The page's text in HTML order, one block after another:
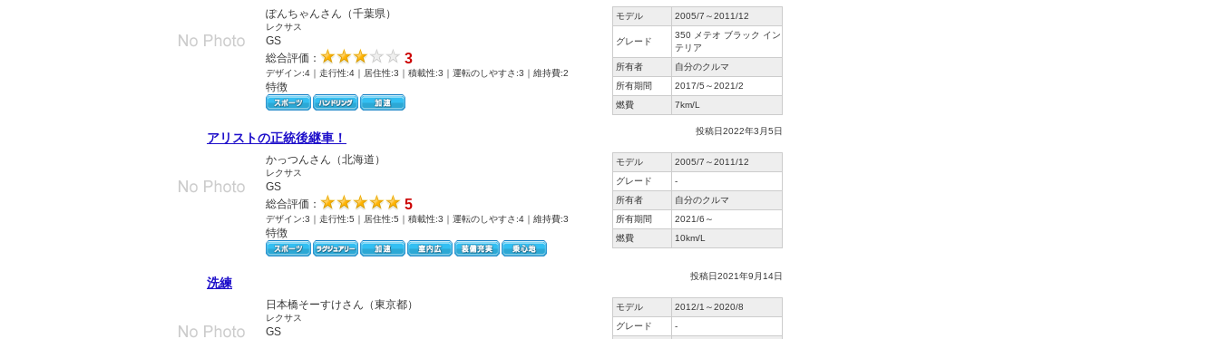
ぽんちゃんさん（千葉県）
レクサス
GS
総合評価：
3
デザイン:4｜走行性:4｜居住性:3｜積載性:3｜運転のしやすさ:3｜維持費:2
特徴
モデル 2005/7～2011/12
グレード
350 メテオ ブラック イン
テリア
所有者
自分のクルマ
所有期間
2017/5～2021/2
燃費
7km/L
アリストの正統後継車！ 投稿日2022年3月5日
かっつんさん（北海道）
レクサス
GS
総合評価：
5
デザイン:3｜走行性:5｜居住性:5｜積載性:3｜運転のしやすさ:4｜維持費:3
特徴
モデル
2005/7～2011/12
グレード
-
所有者
自分のクルマ
所有期間
2021/6～
燃費
10km/L
洗練 投稿日2021年9月14日
日本橋そーすけさん（東京都）
レクサス
GS
モデル
2012/1～2020/8
グレード
-